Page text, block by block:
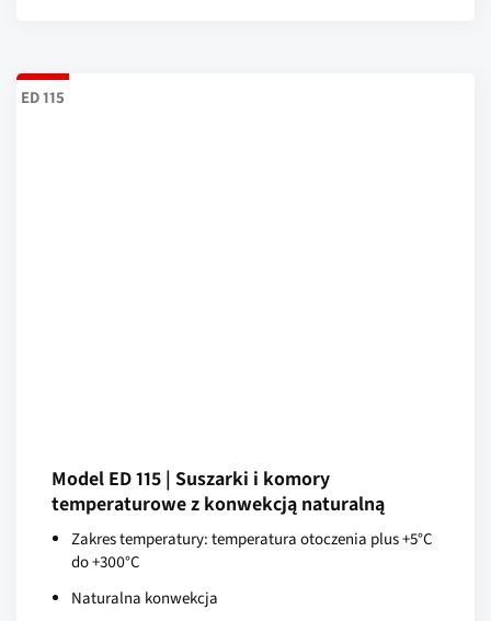
ED 115
Model ED 115 | Suszarki i komory
temperaturowe z konwekcją naturalną
Zakres temperatury: temperatura otoczenia plus +5°C
do +300°C
Naturalna konwekcja